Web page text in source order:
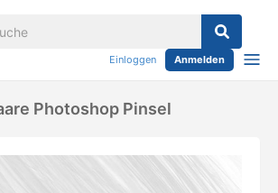
Einloggen Anmelden
Photoshop Pinsel